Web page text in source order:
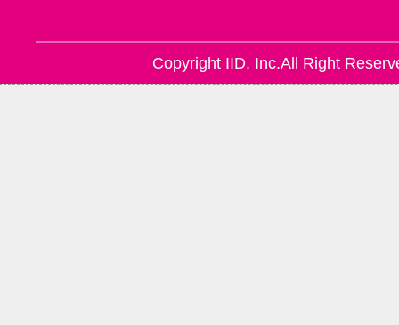
Copyright IID, Inc.All Right